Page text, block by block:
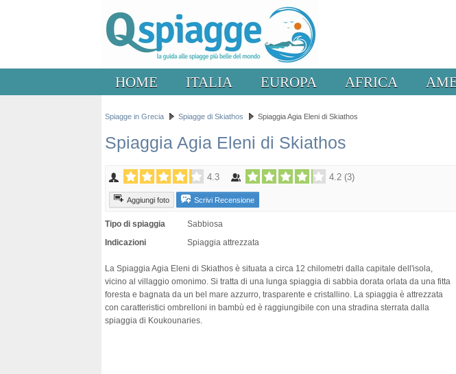
HOME ITALIA EUROPA AFRICA
Spiagge in Grecia Spiagge di Skiathos Spiaggia Agia Eleni di Skiathos
Spiaggia Agia Eleni di Skiathos
4.3 4.2 (3)
Aggiungi foto Scrivi Recensione
Tipo di spiaggia Sabbiosa
Indicazioni Spiaggia attrezzata
La Spiaggia Agia Eleni di Skiathos è situata a circa 12 chilometri dalla capitale dell'isola,
vicino al villaggio omonimo. Si tratta di una lunga spiaggia di sabbia dorata orlata da una fitta
foresta e bagnata da un bel mare azzurro, trasparente e cristallino. La spiaggia è attrezzata
con caratteristici ombrelloni in bambù ed è raggiungibile con una stradina sterrata dalla
spiaggia di Koukounaries.